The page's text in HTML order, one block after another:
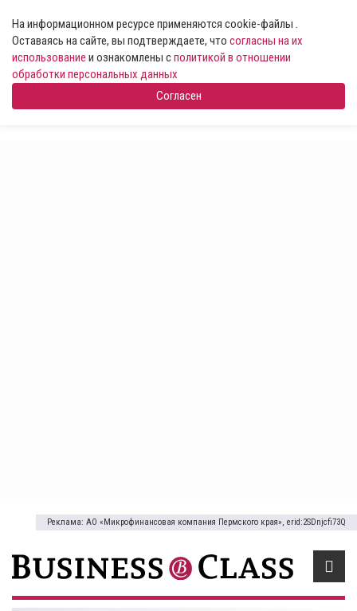
На информационном ресурсе применяются cookie-файлы .
Оставаясь на сайте, вы подтверждаете, что согласны на их
использование и ознакомлены сполитикой в отношении
обработки персональных данных
Согласен
Реклама: АО «Микрофинансовая компания Пермского края», erid:2SDnjcfi73Q